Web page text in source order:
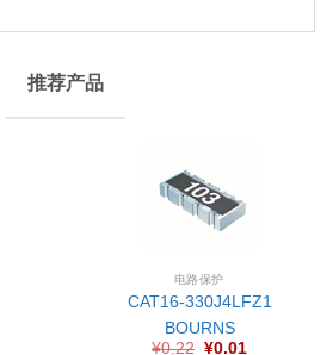
推荐产品
电路保护
CAT16-330J4LFZ1
BOURNS
¥0.22 ¥0.01